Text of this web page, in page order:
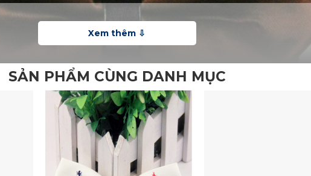
SẢN PHẨM CÙNG DANH MỤC